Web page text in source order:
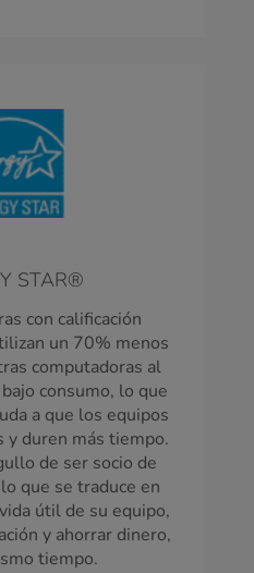
STAR®
con calificación
un 70% menos
computadoras al
consumo, lo que
a que los equipos
y duren más tiempo.
de ser socio de
que se traduce en
útil de su equipo,
y ahorrar dinero,
tiempo.